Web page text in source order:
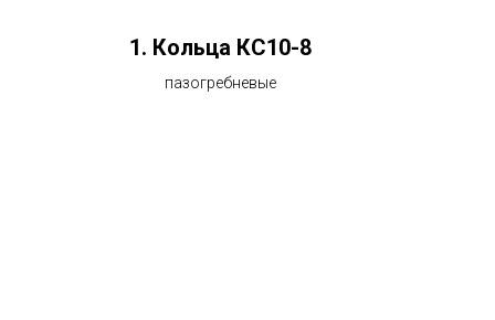
1. Кольца КС10-8
пазогребневые